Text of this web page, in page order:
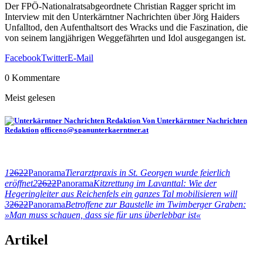
Der FPÖ-Nationalratsabgeordnete Christian Ragger spricht im
Interview mit den Unterkärntner Nachrichten über Jörg Haiders
Unfalltod, den Aufenthaltsort des Wracks und die Faszination, die
von seinem langjährigen Weggefährten und Idol ausgegangen ist.
FacebookTwitterE-Mail
0 Kommentare
Meist gelesen
Von Unterkärntner Nachrichten
Redaktion officeno@spamunterkaerntner.at
12622PanoramaTierarztpraxis in St. Georgen wurde feierlich
eröffnet22622PanoramaKitzrettung im Lavanttal: Wie der
Hegeringleiter aus Reichenfels ein ganzes Tal mobilisieren will
32622PanoramaBetroffene zur Baustelle im Twimberger Graben:
»Man muss schauen, dass sie für uns überlebbar ist«
Artikel